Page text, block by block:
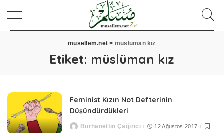
musellem.net > müslüman kız
Etiket: müslüman kız
Feminist Kızın Not Defterinin
Düşündürdükleri
PostedBurhanettin Çağırıcı 12 Ağustos 2017